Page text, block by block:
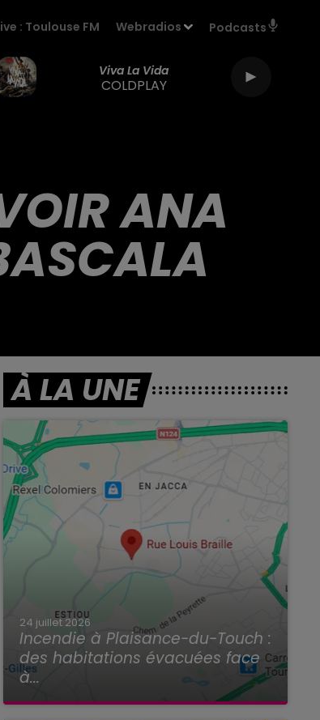
: Toulouse FM Webradios Podcasts
Viva La Vida
COLDPLAY
ANA
À LA UNE
24 juillet 2026
Incendie à Plaisance-du-Touch :
des habitations évacuées face
à...